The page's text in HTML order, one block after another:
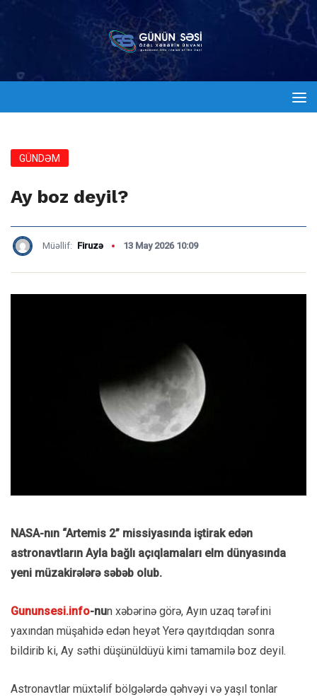
GÜNDƏM
Ay boz deyil?
Müəllif: Firuzə 13 May 2026 10:09
NASA-nın “Artemis 2” missiyasında iştirak edən
astronavtların Ayla bağlı açıqlamaları elm dünyasında
yeni müzakirələrə səbəb olub.
Gununsesi.info-nun xəbərinə görə, Ayın uzaq tərəfini
yaxından müşahidə edən heyət Yerə qayıtdıqdan sonra
bildirib ki, Ay səthi düşünüldüyü kimi tamamilə boz deyil.
Astronavtlar müxtəlif bölgələrdə qəhvəyi və yaşıl tonlar